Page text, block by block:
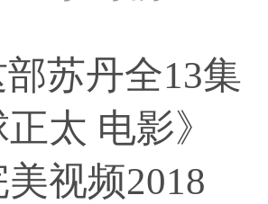
部苏丹全13集
正太 电影》
视频2018